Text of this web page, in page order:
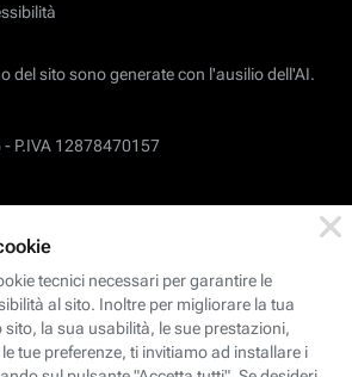
del sito sono generate con l'ausilio dell'AI.
- P.IVA 12878470157